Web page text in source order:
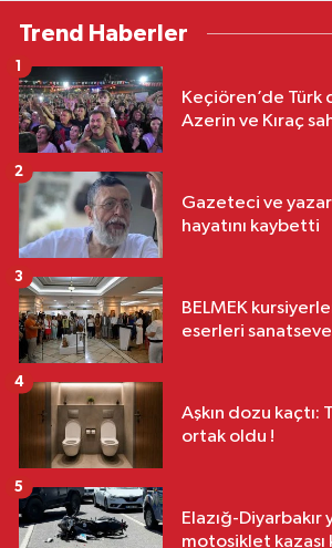
Trend Haberler
Keçiören’de Türk
Azerin ve Kıraç
1
Gazeteci ve yazar
hayatını kaybetti
2
BELMEK
eserleri
3
Aşkın dozu kaçtı:
ortak oldu !
4
Elazığ-Diyarbakır
motosiklet kazası
5